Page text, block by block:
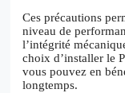
Ces précautions
niveau de
l’intégrité
choix d’installer le
vous pouvez en
longtemps.